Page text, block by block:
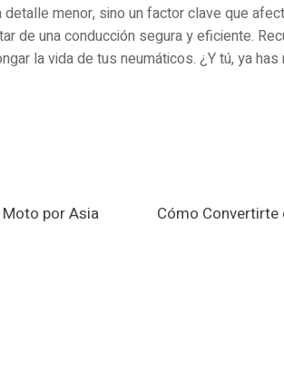
menor, sino un factor clave que
de una conducción segura y eficiente.
la vida de tus neumáticos. ¿Y tú, ya
Moto por Asia Cómo Convertirte